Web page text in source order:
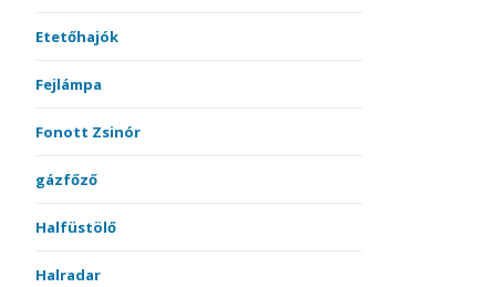
Etetőhajók
Fejlámpa
Fonott Zsinór
gázfőző
Halfüstölő
Halradar